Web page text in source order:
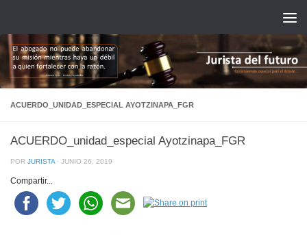
ACUERDO_UNIDAD_ESPECIAL AYOTZINAPA_FGR
ACUERDO_unidad_especial Ayotzinapa_FGR
POR JURISTA · JUNIO 26, 2019
Compartir...